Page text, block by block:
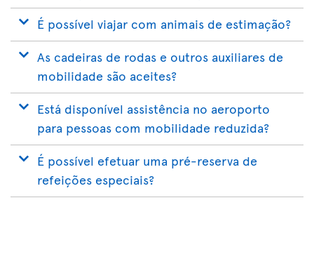
É possível viajar com animais de estimação?
As cadeiras de rodas e outros auxiliares de
mobilidade são aceites?
Está disponível assistência no aeroporto
para pessoas com mobilidade reduzida?
É possível efetuar uma pré-reserva de
refeições especiais?